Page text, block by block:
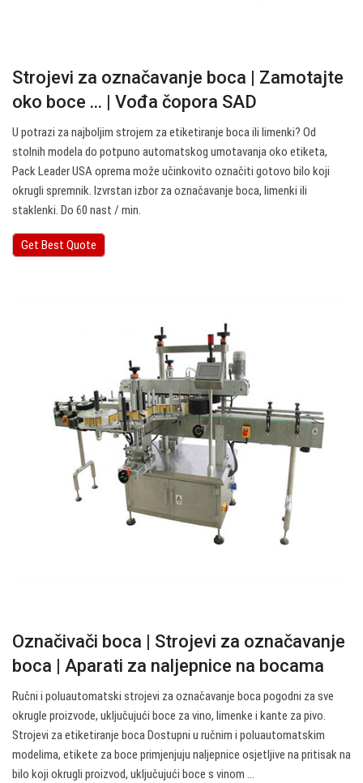
Strojevi za označavanje boca | Zamotajte
oko boce ... | Vođa čopora SAD
U potrazi za najboljim strojem za etiketiranje boca ili limenki? Od
stolnih modela do potpuno automatskog umotavanja oko etiketa,
Pack Leader USA oprema može učinkovito označiti gotovo bilo koji
okrugli spremnik. Izvrstan izbor za označavanje boca, limenki ili
staklenki. Do 60 nast / min.
Get Best Quote
Označivači boca | Strojevi za označavanje
boca | Aparati za naljepnice na bocama
Ručni i poluautomatski strojevi za označavanje boca pogodni za sve
okrugle proizvode, uključujući boce za vino, limenke i kante za pivo.
Strojevi za etiketiranje boca Dostupni u ručnim i poluautomatskim
modelima, etikete za boce primjenjuju naljepnice osjetljive na pritisak na
bilo koji okrugli proizvod, uključujući boce s vinom ...